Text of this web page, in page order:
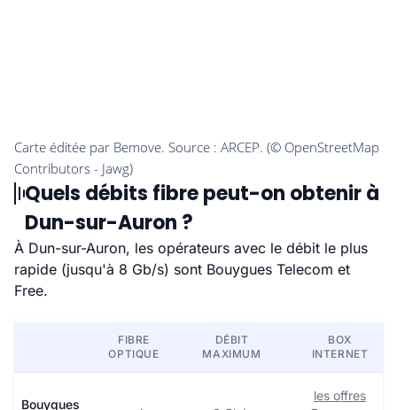
Quels débits fibre peut-on obtenir à
Dun-sur-Auron ?
À Dun-sur-Auron, les opérateurs avec le débit le plus
rapide (jusqu'à 8 Gb/s) sont Bouygues Telecom et
Free.
FIBRE
OPTIQUE
DÉBIT
MAXIMUM
BOX
INTERNET
Bouygues
les offres